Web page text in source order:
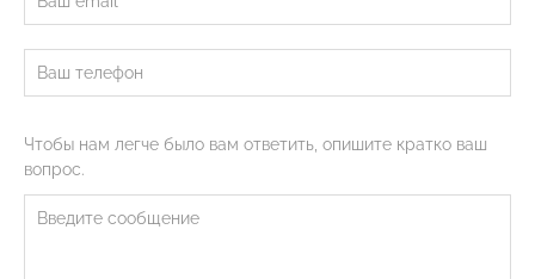
Чтобы нам легче было вам ответить, опишите кратко ваш
вопрос.